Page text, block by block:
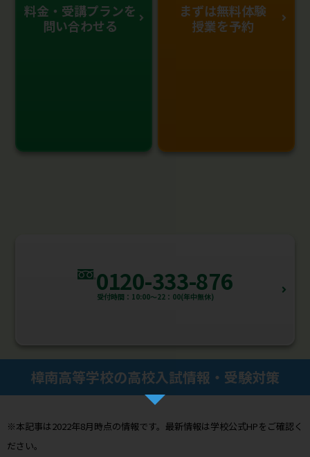
料金・受講プランを
問い合わせる
まずは無料体験
授業を予約
0120-333-876
受付時間：10:00～22：00(年中無休)
樟南高等学校の高校入試情報・受験対策
※本記事は2022年8月時点の情報です。最新情報は学校公式HPをご確認く
ださい。